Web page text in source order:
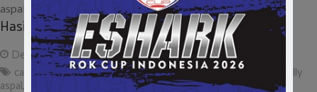
aspal….
Hasil Canti Dharma Tarmac Sprint Rally 2015
December 23, 2015
ad
canti dharma tarmac,hasil,kejurnas sprint rally ,pmpp sentul
rally
aspal, seri 3,sprint rally 2015